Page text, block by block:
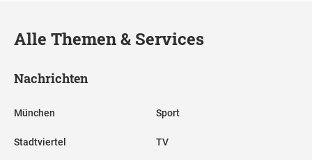
Alle Themen & Services
Nachrichten
München
Stadtviertel
Sport
TV